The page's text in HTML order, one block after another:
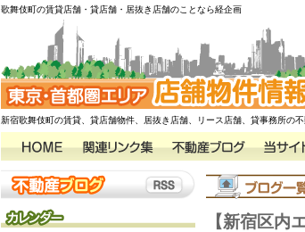
歌舞伎町の賃貸店舗・貸店舗・居抜き店舗のことなら経企画
新宿歌舞伎町の賃貸、貸店舗物件、居抜き店舗、リース店舗、貸事務所の
【新宿区内